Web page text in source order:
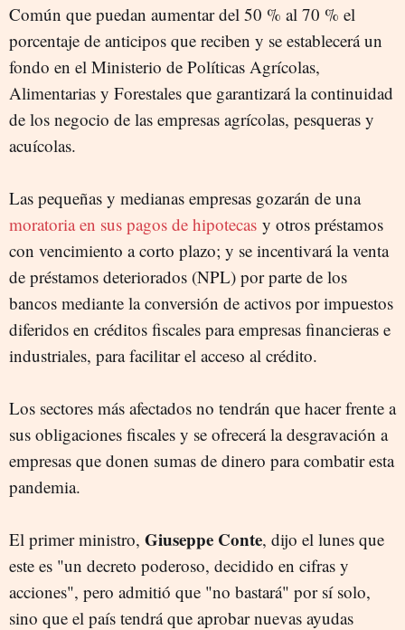
Común que puedan aumentar del 50 % al 70 % el
porcentaje de anticipos que reciben y se establecerá un
fondo en el Ministerio de Políticas Agrícolas,
Alimentarias y Forestales que garantizará la continuidad
de los negocio de las empresas agrícolas, pesqueras y
acuícolas.
Las pequeñas y medianas empresas gozarán de una
moratoria en sus pagos de hipotecas y otros préstamos
con vencimiento a corto plazo; y se incentivará la venta
de préstamos deteriorados (NPL) por parte de los
bancos mediante la conversión de activos por impuestos
diferidos en créditos fiscales para empresas financieras e
industriales, para facilitar el acceso al crédito.
Los sectores más afectados no tendrán que hacer frente a
sus obligaciones fiscales y se ofrecerá la desgravación a
empresas que donen sumas de dinero para combatir esta
pandemia.
El primer ministro, Giuseppe Conte, dijo el lunes que
este es "un decreto poderoso, decidido en cifras y
acciones", pero admitió que "no bastará" por sí solo,
sino que el país tendrá que aprobar nuevas ayudas